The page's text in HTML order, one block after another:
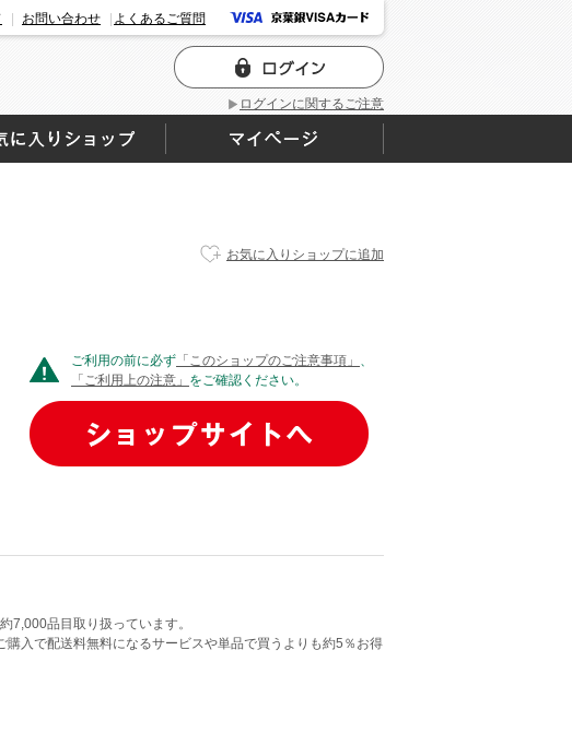
ログインに関するご注意
お問い合わせ よくあるご質問
お気に入りショップに追加
ご利用の前に必ず 「このショップのご注意事項」 、
「ご利用上の注意」 をご確認ください。
7,000品目取り扱っています。
入で配送料無料になるサービスや単品で買うよりも約5％お得